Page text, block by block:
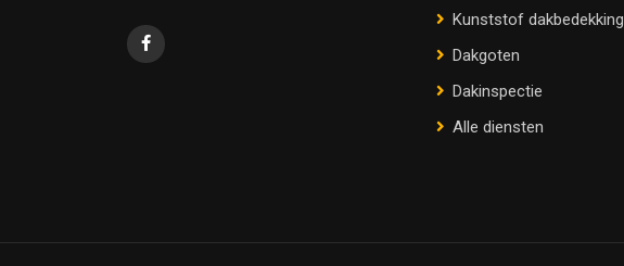
Kunststof dakbedekking
Dakgoten
Dakinspectie
Alle diensten